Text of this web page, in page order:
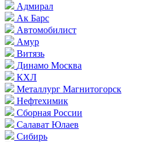
Адмирал
Ак Барс
Автомобилист
Амур
Витязь
Динамо Москва
КХЛ
Металлург Магнитогорск
Нефтехимик
Сборная России
Салават Юлаев
Сибирь